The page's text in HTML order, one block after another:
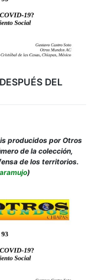
DEL
producidos por Otros
de la colección,
de los territorios.
)